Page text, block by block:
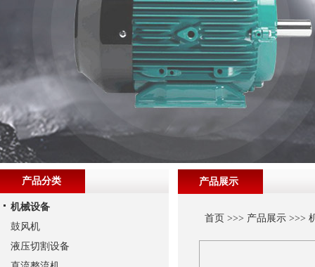
产品展示
首页 >>> 产品展示>>>
产品分类
机械设备
鼓风机
液压切割设备